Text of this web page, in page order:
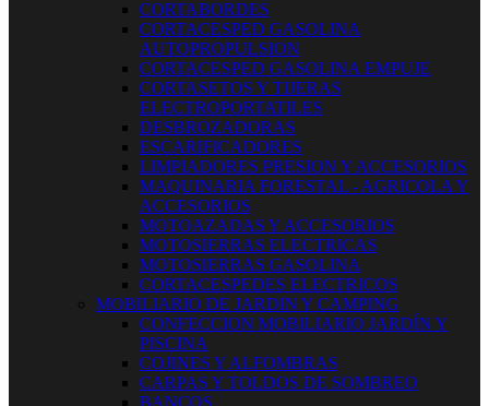
CORTABORDES
CORTACESPED GASOLINA
AUTOPROPULSION
CORTACESPED GASOLINA EMPUJE
CORTASETOS Y TIJERAS
ELECTROPORTATILES
DESBROZADORAS
ESCARIFICADORES
LIMPIADORES PRESION Y ACCESORIOS
MAQUINARIA FORESTAL - AGRICOLA Y
ACCESORIOS
MOTOAZADAS Y ACCESORIOS
MOTOSIERRAS ELECTRICAS
MOTOSIERRAS GASOLINA
CORTACESPEDES ELECTRICOS
MOBILIARIO DE JARDIN Y CAMPING
CONFECCION MOBILIARIO JARDÍN Y
PISCINA
COJINES Y ALFOMBRAS
CARPAS Y TOLDOS DE SOMBREO
BANCOS